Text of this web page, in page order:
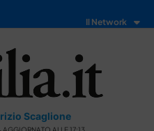
Il Network
Scaglione